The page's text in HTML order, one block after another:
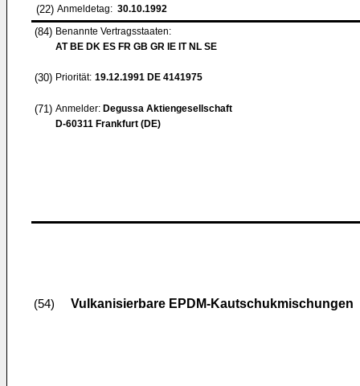
(22) Anmeldetag: 30.10.1992
(84) Benannte Vertragsstaaten:
AT BE DK ES FR GB GR IE IT NL SE
(30) Priorität: 19.12.1991 DE 4141975
(71) Anmelder: Degussa Aktiengesellschaft
D-60311 Frankfurt (DE)
(54) Vulkanisierbare EPDM-Kautschukmischungen